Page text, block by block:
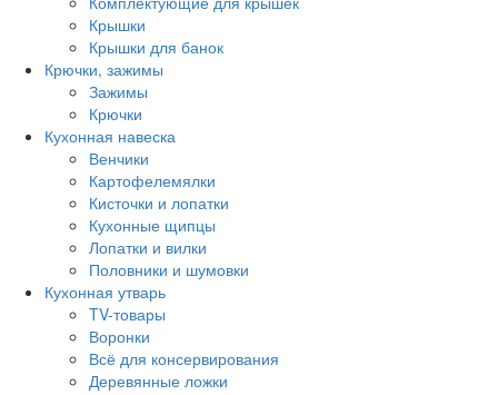
Крышки
Крышки для банок
Крючки, зажимы
Зажимы
Крючки
Кухонная навеска
Венчики
Картофелемялки
Кисточки и лопатки
Кухонные щипцы
Лопатки и вилки
Половники и шумовки
Кухонная утварь
TV-товары
Воронки
Всё для консервирования
Деревянные ложки